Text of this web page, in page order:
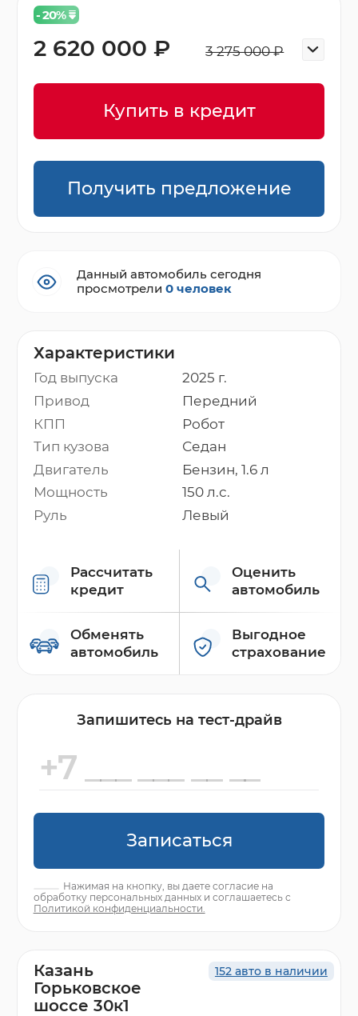
Характеристики
Год выпуска
2025 г.
Привод
Передний
КПП
Робот
Тип кузова
Седан
Двигатель
Бензин, 1.6 л
Мощность
150 л.с.
Руль
Левый
Рассчитать
кредит
Оценить
автомобиль
Обменять
автомобиль
Выгодное
страхование
- 20%
3 275 000 ₽
2 620 000 ₽
Купить в кредит
Получить предложение
Данный автомобиль сегодня
просмотрели0 человек
Запишитесь на тест-драйв
Записаться
Нажимая на кнопку, вы даете согласие на
обработку персональных данных и соглашаетесь с
Политикой конфиденциальности.
152 авто в наличии
Казань
Горьковское
шоссе 30к1